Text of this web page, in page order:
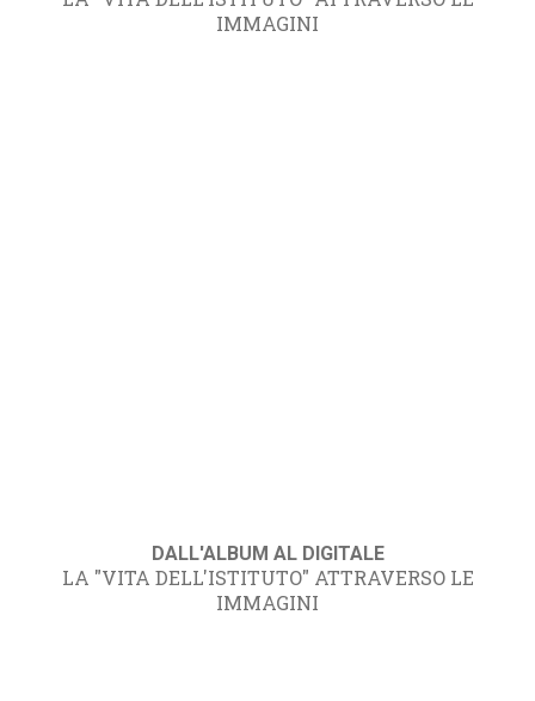
IMMAGINI
DALL'ALBUM AL DIGITALE
LA "VITA DELL'ISTITUTO" ATTRAVERSO LE
IMMAGINI